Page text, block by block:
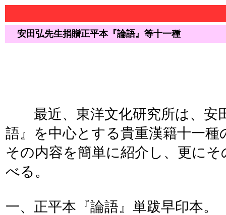
安田弘先生捐贈正平本『論語』等十一種
最近、東洋文化研究所は、安
語』を中心とする貴重漢籍十一
その内容を簡単に紹介し、更に
べる。
一、正平本『論語』単跋早印本。